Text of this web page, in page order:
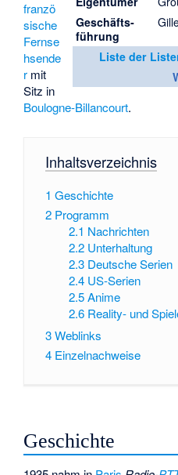
Geschäfts­
führung
Liste der
franzö
sische
Fernse
hsende
r mit
Sitz in
Boulogne-Billancourt.
Inhaltsverzeichnis
1 Geschichte
2 Programm
2.1 Nachrichten
2.2 Unterhaltung
2.3 Deutsche Serien
2.4 US-Serien
2.5 Anime
2.6 Reality- und
3Weblinks
4 Einzelnachweise
Geschichte